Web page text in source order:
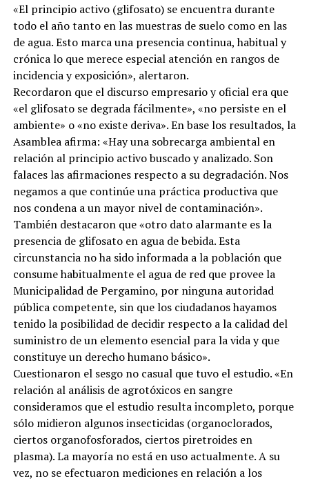
«El principio activo (glifosato) se encuentra durante
todo el año tanto en las muestras de suelo como en las
de agua. Esto marca una presencia continua, habitual y
crónica lo que merece especial atención en rangos de
incidencia y exposición», alertaron.
Recordaron que el discurso empresario y oficial era que
«el glifosato se degrada fácilmente», «no persiste en el
ambiente» o «no existe deriva». En base los resultados, la
Asamblea afirma: «Hay una sobrecarga ambiental en
relación al principio activo buscado y analizado. Son
falaces las afirmaciones respecto a su degradación. Nos
negamos a que continúe una práctica productiva que
nos condena a un mayor nivel de contaminación».
También destacaron que «otro dato alarmante es la
presencia de glifosato en agua de bebida. Esta
circunstancia no ha sido informada a la población que
consume habitualmente el agua de red que provee la
Municipalidad de Pergamino, por ninguna autoridad
pública competente, sin que los ciudadanos hayamos
tenido la posibilidad de decidir respecto a la calidad del
suministro de un elemento esencial para la vida y que
constituye un derecho humano básico».
Cuestionaron el sesgo no casual que tuvo el estudio. «En
relación al análisis de agrotóxicos en sangre
consideramos que el estudio resulta incompleto, porque
sólo midieron algunos insecticidas (organoclorados,
ciertos organofosforados, ciertos piretroides en
plasma). La mayoría no está en uso actualmente. A su
vez, no se efectuaron mediciones en relación a los